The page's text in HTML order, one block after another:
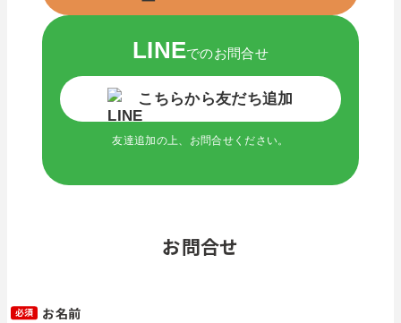
LINEでのお問合せ
こちらから友だち追加
友達追加の上、お問合せください。
お問合せ
お名前
必須